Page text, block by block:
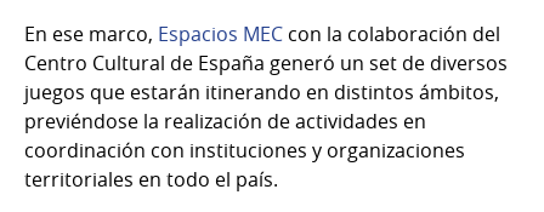
En ese marco, Espacios MEC con la colaboración del
Centro Cultural de España generó un set de diversos
juegos que estarán itinerando en distintos ámbitos,
previéndose la realización de actividades en
coordinación con instituciones y organizaciones
territoriales en todo el país.